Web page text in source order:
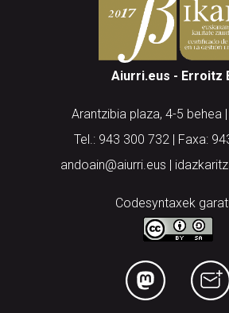
Aiurri.eus - Erroitz
Arantzibia plaza, 4-5 behea
Tel.: 943 300 732 | Faxa:
andoain@aiurri.eus |
Codesyntaxek